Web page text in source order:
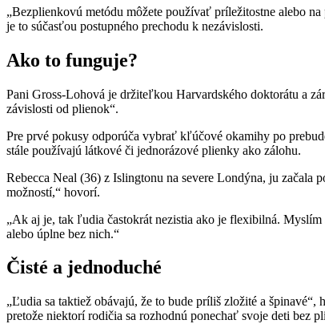
„Bezplienkovú metódu môžete používať príležitostne alebo
je to súčasťou postupného prechodu k nezávislosti.
Ako to funguje?
Pani Gross-Lohová je držiteľkou Harvardského doktorátu a
závislosti od plienok“.
Pre prvé pokusy odporúča vybrať kľúčové okamihy po
stále používajú látkové či jednorázové plienky ako zálohu.
Rebecca Neal (36) z Islingtonu na severe Londýna, ju
možností,“ hovorí.
„Ak aj je, tak ľudia častokrát nezistia ako je flexibilná.
alebo úplne bez nich.“
Čisté a jednoduché
„Ľudia sa taktiež obávajú, že to bude príliš zložité a
pretože niektorí rodičia sa rozhodnú ponechať svoje deti bez